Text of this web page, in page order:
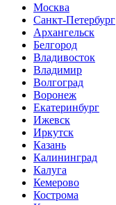
Москва
Санкт-Петербург
Архангельск
Белгород
Владивосток
Владимир
Волгоград
Воронеж
Екатеринбург
Ижевск
Иркутск
Казань
Калининград
Калуга
Кемерово
Кострома